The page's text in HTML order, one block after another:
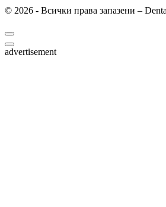
© 2026 - Всички права запазени –
advertisement